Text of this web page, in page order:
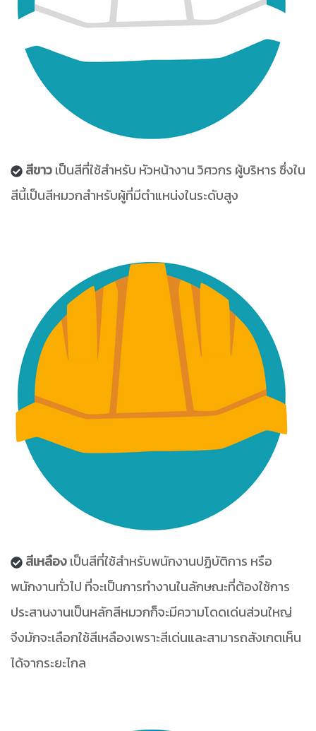
สีขาวเป็นสีที่ใช้สำหรับ หัวหน้างาน วิศวกร ผู้บริหาร ซึ่งใน
สีนี้เป็นสีหมวกสำหรับผู้ที่มีตำแหน่งในระดับสูง
สีเหลืองเป็นสีที่ใช้สำหรับพนักงานปฏิบัติการ หรือ
พนักงานทั่วไป ที่จะเป็นการทำงานในลักษณะที่ต้องใช้การ
ประสานงานเป็นหลักสีหมวกก็จะมีความโดดเด่นส่วนใหญ่
จึงมักจะเลือกใช้สีเหลืองเพราะสีเด่นและสามารถสังเกตเห็น
ได้จากระยะไกล